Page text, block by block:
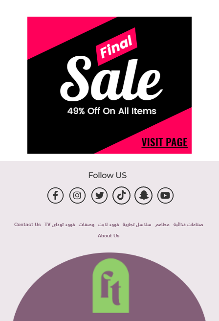
Follow US
صناعات غذائية مطاعم سلاسل تجارية فوود لايت وصفات فوود توداى TV
Contact Us
About Us